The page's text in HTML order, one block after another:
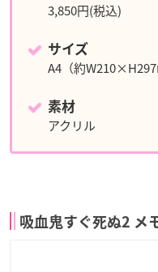
3,850円(税込)
サイズ
A4（約
素材
アクリル
吸血鬼すぐ死ぬ2 メ